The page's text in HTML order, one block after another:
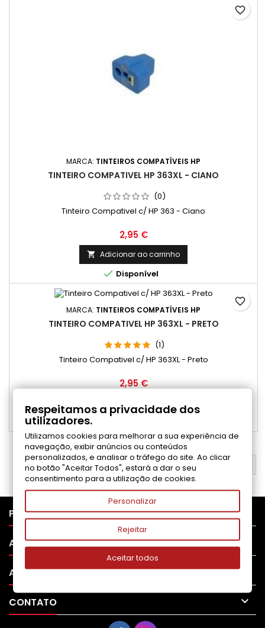
MARCA: TINTEIROS COMPATÍVEIS HP
TINTEIRO COMPATIVEL HP 363XL - CIANO
(0)
Tinteiro Compativel c/ HP 363 - Ciano
Preço
2,95 €
 Adicionar ao carrinho
 Disponível
favorite_border
MARCA: TINTEIROS COMPATÍVEIS HP
TINTEIRO COMPATIVEL HP 363XL - PRETO
(1)
Tinteiro Compativel c/ HP 363XL - Preto
Preço
2,95 €
Adicionar ao carrinho
favorite_border
VOLTAR AO TOPO
PRODUTOS 
APOIO AO CLIENTE 
A SUA CONTA 
CONTATO 
Respeitamos a privacidade dos
utilizadores.
Utilizamos cookies para melhorar a sua experiência de
navegação, exibir anúncios ou conteúdos
personalizados, e analisar o tráfego do site. Ao clicar
no botão "Aceitar Todos", estará a dar o seu
consentimento para a utilização de cookies.
Personalizar
Rejeitar
Aceitar todos